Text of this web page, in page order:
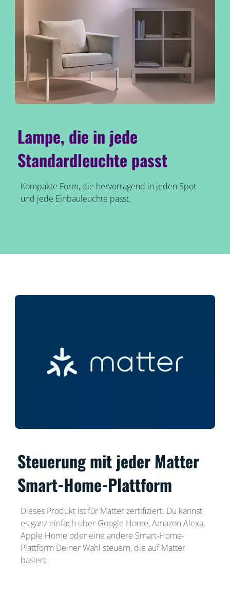
Lampe, die in jede
Standardleuchte passt
Kompakte Form, die hervorragend in jeden Spot
und jede Einbauleuchte passt.
Steuerung mit jeder Matter
Smart-Home-Plattform
Dieses Produkt ist für Matter zertifiziert. Du kannst
es ganz einfach über Google Home, Amazon Alexa,
Apple Home oder eine andere Smart-Home-
Plattform Deiner Wahl steuern, die auf Matter
basiert.